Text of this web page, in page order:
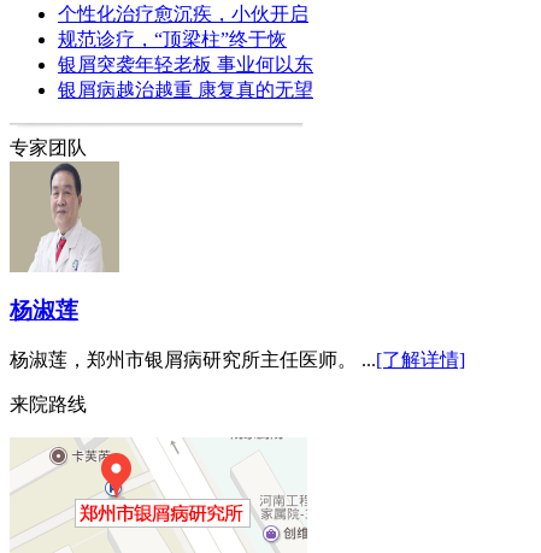
个性化治疗愈沉疾，小伙开启
规范诊疗，“顶梁柱”终于恢
银屑突袭年轻老板 事业何以东
银屑病越治越重 康复真的无望
专家团队
杨淑莲
杨淑莲，郑州市银屑病研究所主任医师。 ...[了解详情]
来院路线